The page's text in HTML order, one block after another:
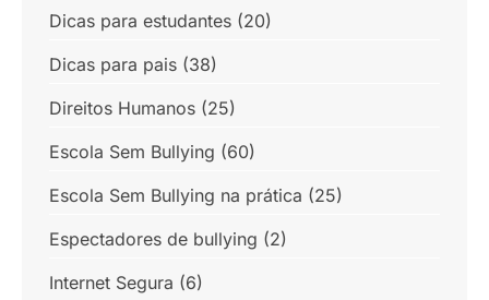
Dicas para estudantes (20)
Dicas para pais (38)
Direitos Humanos (25)
Escola Sem Bullying (60)
Escola Sem Bullying na prática (25)
Espectadores de bullying (2)
Internet Segura (6)